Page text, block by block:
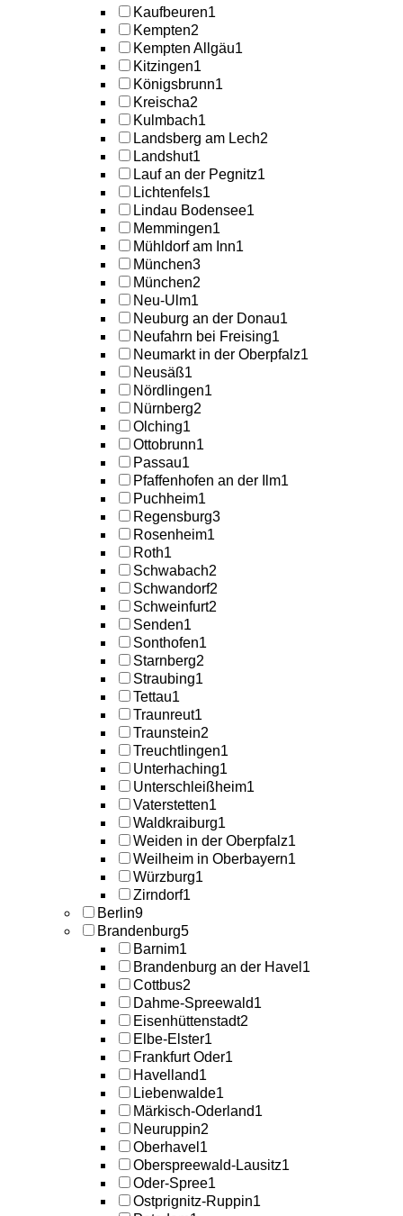
Kaufbeuren1
Kempten2
Kempten Allgäu1
Kitzingen1
Königsbrunn1
Kreischa2
Kulmbach1
Landsberg am Lech2
Landshut1
Lauf an der Pegnitz1
Lichtenfels1
Lindau Bodensee1
Memmingen1
Mühldorf am Inn1
München3
München2
Neu-Ulm1
Neuburg an der Donau1
Neufahrn bei Freising1
Neumarkt in der Oberpfalz1
Neusäß1
Nördlingen1
Nürnberg2
Olching1
Ottobrunn1
Passau1
Pfaffenhofen an der Ilm1
Puchheim1
Regensburg3
Rosenheim1
Roth1
Schwabach2
Schwandorf2
Schweinfurt2
Senden1
Sonthofen1
Starnberg2
Straubing1
Tettau1
Traunreut1
Traunstein2
Treuchtlingen1
Unterhaching1
Unterschleißheim1
Vaterstetten1
Waldkraiburg1
Weiden in der Oberpfalz1
Weilheim in Oberbayern1
Würzburg1
Zirndorf1
Berlin9
Brandenburg5
Barnim1
Brandenburg an der Havel 1
Cottbus2
Dahme-Spreewald1
Eisenhüttenstadt2
Elbe-Elster1
Frankfurt Oder1
Havelland1
Liebenwalde1
Märkisch-Oderland1
Neuruppin2
Oberhavel 1
Oberspreewald-Lausitz1
Oder-Spree1
Ostprignitz-Ruppin1